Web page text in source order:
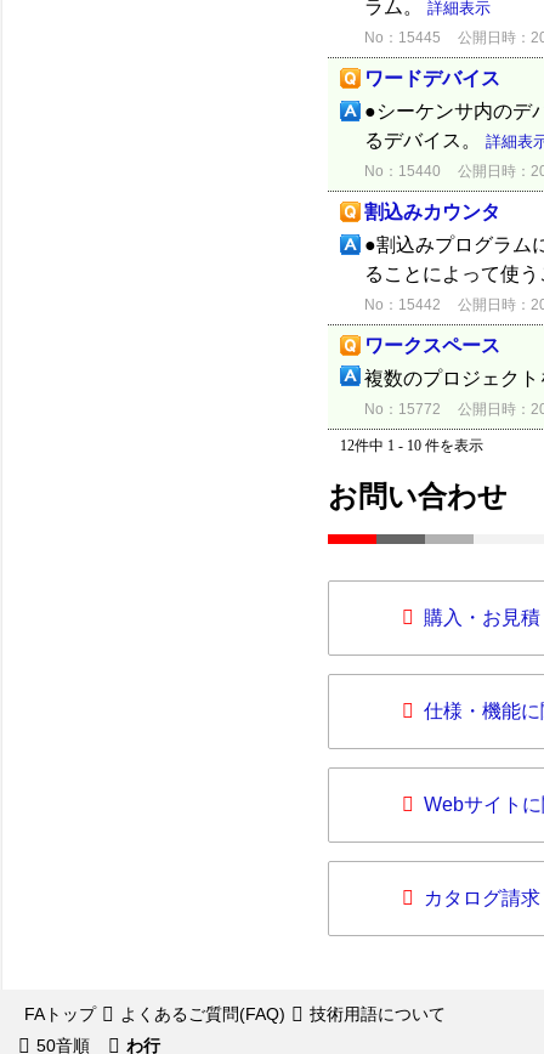
ラム。 詳細表示
No：15445 公開日時：
ワードデバイス
●シーケンサ内のデ
るデバイス。 詳細表
No：15440 公開日時：
割込みカウンタ
●割込みプログラム
ることによって使
No：15442 公開日時：
ワークスペース
複数のプロジェク
No：15772 公開日時：
12件中 1 - 10 件を表示
お問い合わせ
購入・お見
仕様・機能
Webサイト
カタログ請求
FAトップ よくあるご質問(FAQ)
技術用語について
50音順
わ行